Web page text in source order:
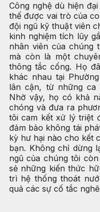
Công nghệ dù hiện
thế được vai trò của
đội ngũ kỹ thuật viên
kinh nghiệm tích lũy
nhân viên của chúng
mà còn là một
thông tắc cống. Họ
khác nhau tại
lân cận, từ những ca
Nhờ vậy, họ có khả
chóng và đưa ra
tôi cam kết xử lý triệt
đảm bảo không tái
kỳ hư hại nào cho kết
bạn. Không chỉ dừng
ngũ của chúng tôi
sẻ những kiến thức
trì hệ thống thoát
quả các sự cố tắc